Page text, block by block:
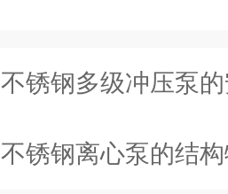
不锈钢多级冲压泵
不锈钢离心泵的结